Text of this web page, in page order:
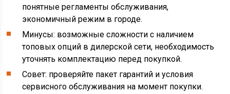
понятные регламенты обслуживания,
экономичный режим в городе.
Минусы: возможные сложности с наличием
топовых опций в дилерской сети, необходимость
уточнять комплектацию перед покупкой.
Совет: проверяйте пакет гарантий и условия
сервисного обслуживания на момент покупки.